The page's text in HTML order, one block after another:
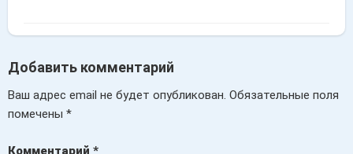
Добавить комментарий
Ваш адрес email не будет опубликован. Обязательные поля
помечены *
Комментарий *